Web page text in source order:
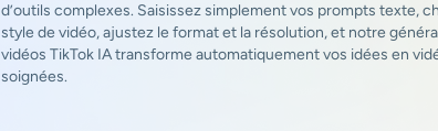
d’outils complexes. Saisissez simplement vos prompts texte,
style de vidéo, ajustez le format et la résolution, et notre
vidéos TikTok IA transforme automatiquement vos idées en
soignées.